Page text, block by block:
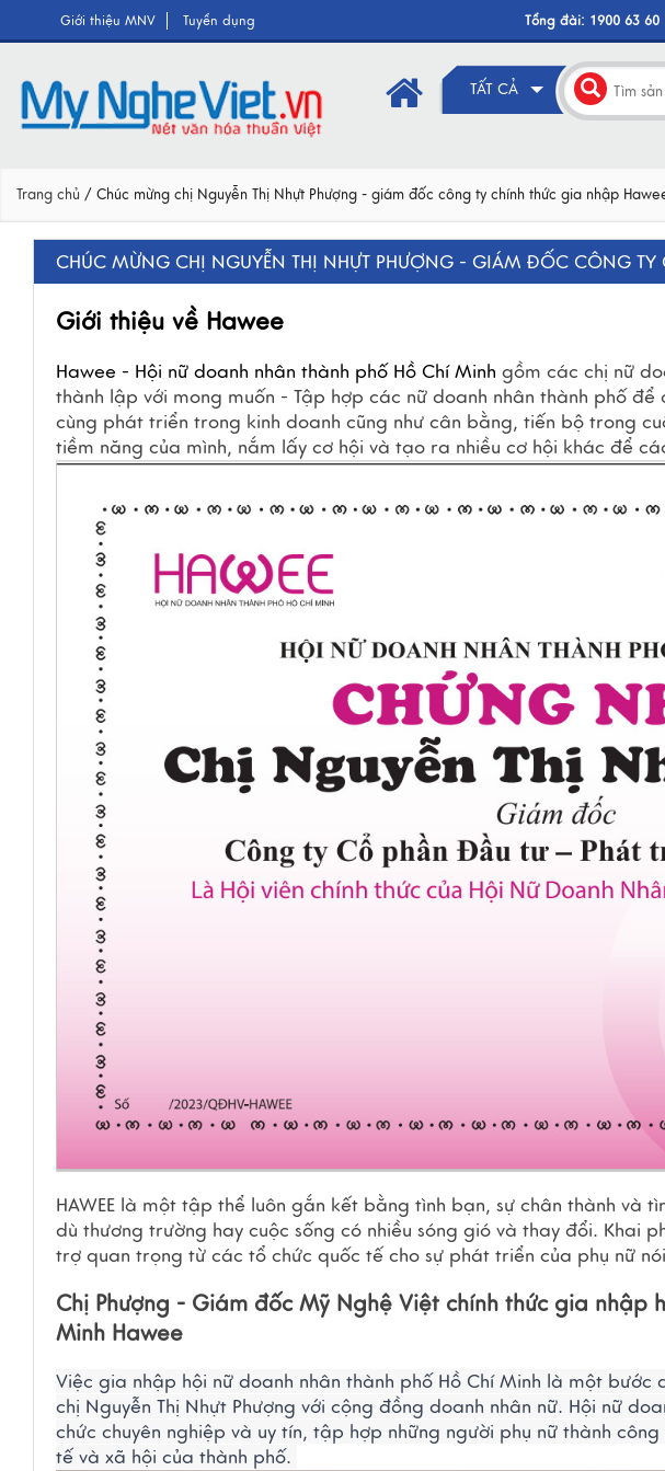
Giới thiệu MNV Tuyển dụng Tổng đài: 1900 63 60
TẤT CẢ
Trang chủ / Chúc mừng chị Nguyễn Thị Nhựt Phượng - giám đốc công ty chính thức gia nhập
CHÚC MỪNG CHỊ NGUYỄN THỊ NHỰT PHƯỢNG - GIÁM ĐỐC CÔNG TY
Giới thiệu về Hawee
Hawee - Hội nữ doanh nhân thành phố Hồ Chí Minh gồm các chị nữ
thành lập với mong muốn - Tập hợp các nữ doanh nhân thành phố
cùng phát triển trong kinh doanh cũng như cân bằng, tiến bộ trong
tiềm năng của mình, nắm lấy cơ hội và tạo ra nhiều cơ hội khác để
HAWEE là một tập thể luôn gắn kết bằng tình bạn, sự chân thành và
dù thương trường hay cuộc sống có nhiều sóng gió và thay đổi. Khai
trợ quan trọng từ các tổ chức quốc tế cho sự phát triển của phụ nữ
Chị Phượng - Giám đốc Mỹ Nghệ Việt chính thức gia nhập
Minh Hawee
Việc gia nhập hội nữ doanh nhân thành phố Hồ Chí Minh là một
chị Nguyễn Thị Nhựt Phượng với cộng đồng doanh nhân nữ. Hội nữ
chức chuyên nghiệp và uy tín, tập hợp những người phụ nữ thành
tế và xã hội của thành phố.